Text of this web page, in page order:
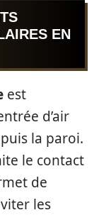
EN
est
d’air
la paroi.
le contact
de
les